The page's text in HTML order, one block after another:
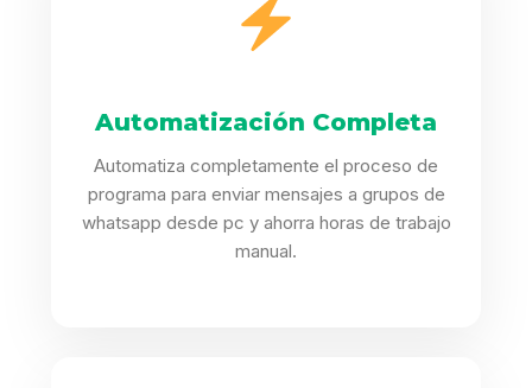
Automatización Completa
Automatiza completamente el proceso de
programa para enviar mensajes a grupos de
whatsapp desde pc y ahorra horas de trabajo
manual.